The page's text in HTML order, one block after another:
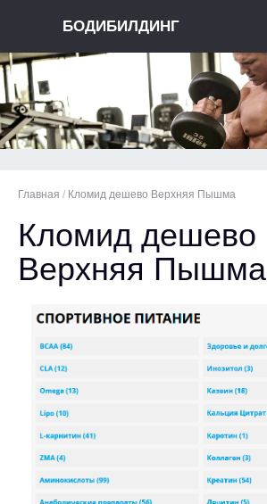
БОДИБИЛДИНГ
Главная / Кломид дешево Верхняя Пышма
Кломид дешево
Верхняя Пышма